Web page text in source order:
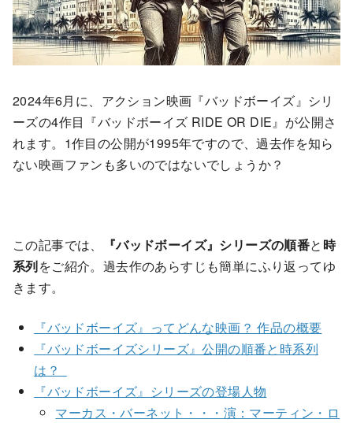
2024年6月に、アクション映画『バッドボーイズ』シリ
ーズの4作目『バッドボーイズ RIDE OR DIE』が公開さ
れます。1作目の公開が1995年ですので、過去作を知ら
ない映画ファンも多いのではないでしょうか？
この記事では、 『バッドボーイズ』シリーズの順番と 時
系列をご紹介。過去作のあらすじも簡単にふり返ってゆ
きます。
『バッドボーイズ』ってどんな映画？ 作品の概要
『バッドボーイズシリーズ』公開の順番と時系列
は？
『バッドボーイズ』シリーズの登場人物
マーカス・バーネット・・・演：マーティン・ロ